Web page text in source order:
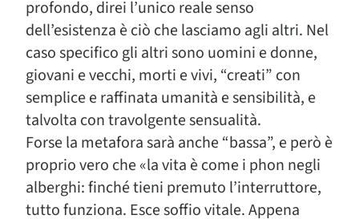
profondo, direi l’unico reale senso
dell’esistenza è ciò che lasciamo agli altri. Nel
caso specifico gli altri sono uomini e donne,
giovani e vecchi, morti e vivi, “creati” con
semplice e raffinata umanità e sensibilità, e
talvolta con travolgente sensualità.
Forse la metafora sarà anche “bassa”, e però è
proprio vero che «la vita è come i phon negli
alberghi: finché tieni premuto l’interruttore,
tutto funziona. Esce soffio vitale. Appena